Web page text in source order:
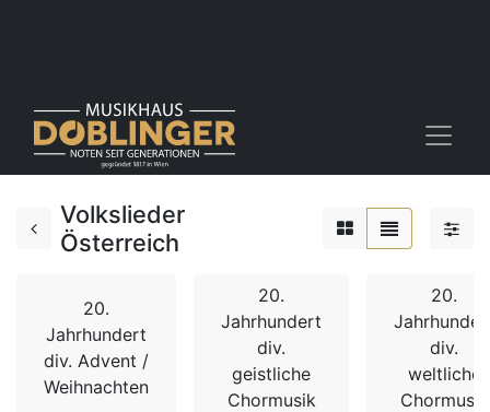
Volkslieder
Österreich
20.
Jahrhundert
div. Advent /
Weihnachten
20.
Jahrhundert
div.
geistliche
Chormusik
20.
div.
weltliche
Chormusik